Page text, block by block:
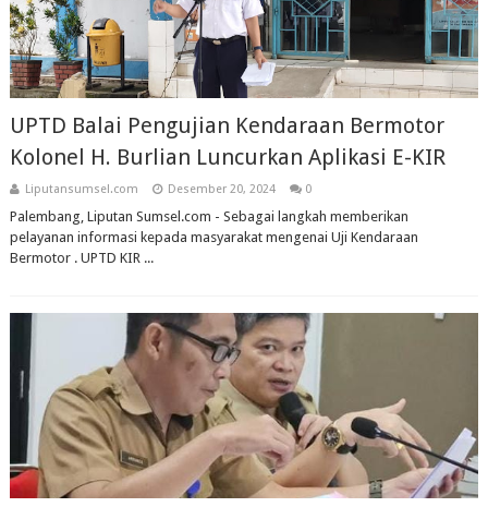
UPTD Balai Pengujian Kendaraan Bermotor
Kolonel H. Burlian Luncurkan Aplikasi E-KIR
Liputansumsel.com Desember 20, 2024 0
Palembang, Liputan Sumsel.com - Sebagai langkah memberikan
pelayanan informasi kepada masyarakat mengenai Uji Kendaraan
Bermotor . UPTD KIR ...